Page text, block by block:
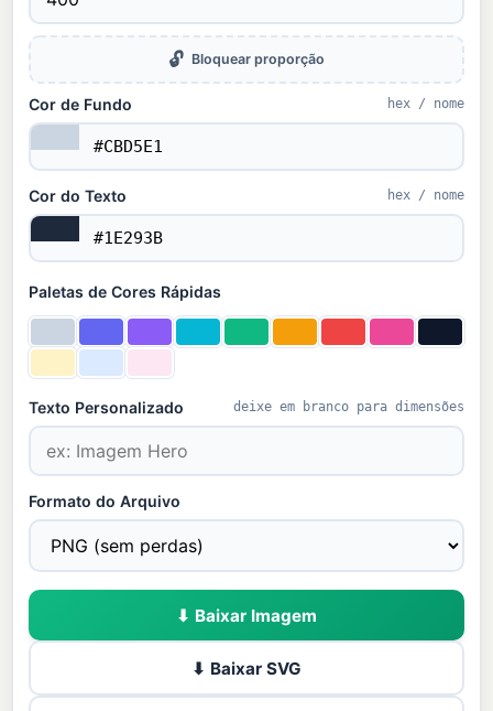
🔓 Bloquear proporção
Cor de Fundo hex / nome
Cor do Texto hex / nome
Paletas de Cores Rápidas
Texto Personalizado deixe em branco para dimensões
Formato do Arquivo
⬇ Baixar Imagem
⬇ Baixar SVG